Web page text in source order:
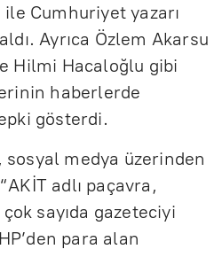
Cumhuriyet yazarı
Ayrıca Özlem Akarsu
Hilmi Hacaloğlu gibi
haberlerde
gösterdi.
sosyal medya üzerinden
adlı paçavra,
sayıda gazeteciyi
para alan